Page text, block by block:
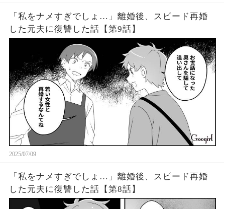
「私をナメすぎでしょ…」離婚後、スピード再婚
した元夫に復讐した話【第9話】
2025/07/09
「私をナメすぎでしょ…」離婚後、スピード再婚
した元夫に復讐した話【第8話】